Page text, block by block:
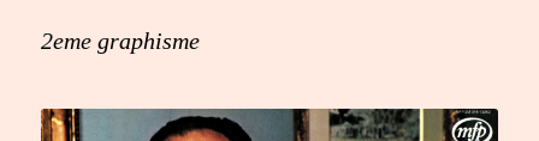
2eme graphisme